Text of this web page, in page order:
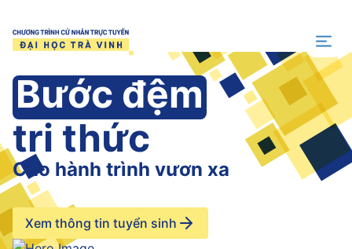
Trang chủ
Bước đệm
Cho hành trình vươn xa
Xem thông tin tuyển sinh